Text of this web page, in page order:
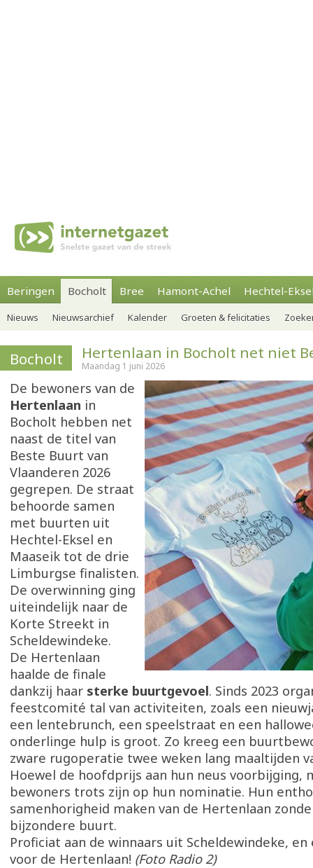
Beringen Bocholt Bree Hamont-Achel Hechtel-
Nieuws Nieuwsarchief Kalender Groeten & felicitaties
Bocholt Hertenlaan in Bocholt net niet
Maandag 1 juni 2026
De bewoners van de
Hertenlaan in
Bocholt hebben net
naast de titel van
Beste Buurt van
Vlaanderen 2026
gegrepen. De straat
behoorde samen
met buurten uit
Hechtel-Eksel en
Maaseik tot de drie
Limburgse finalisten.
De overwinning ging
uiteindelijk naar de
Korte Streekt in
Scheldewindeke.
De Hertenlaan
haalde de finale
dankzij haar sterke buurtgevoel. Sinds 2023
feestcomité tal van activiteiten, zoals een
een lentebrunch, een speelstraat en een
onderlinge hulp is groot. Zo kreeg een
zware rugoperatie twee weken lang maaltijden
Hoewel de hoofdprijs aan hun neus voorbijging,
bewoners trots zijn op hun nominatie. Hun
samenhorigheid maken van de Hertenlaan
bijzondere buurt.
Proficiat aan de winnaars uit Scheldewindeke,
voor de Hertenlaan! (Foto Radio 2)